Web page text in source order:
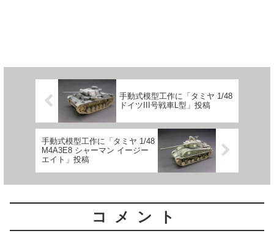
手動式模型工作に「タミヤ 1/48
ドイツIII号戦車L型」投稿
手動式模型工作に「タミヤ 1/48
M4A3E8 シャーマン イージー
エイト」投稿
コメント